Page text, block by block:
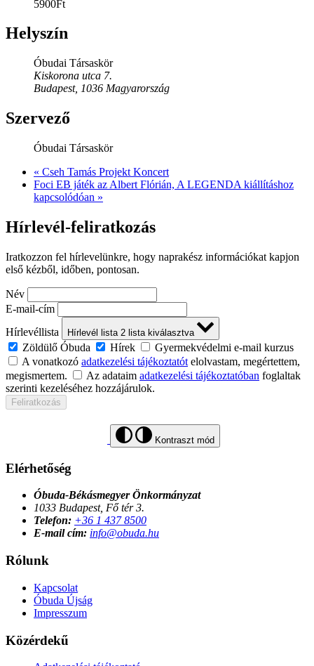
5900Ft
Helyszín
Óbudai Társaskör
Kiskorona utca 7.
Budapest, 1036 Magyarország
Szervező
Óbudai Társaskör
« Cseh Tamás Projekt Koncert
Foci EB játék az Albert Flórián, A LEGENDA kiállításhoz
kapcsolódóan »
Hírlevél-feliratkozás
Iratkozzon fel hírlevelünkre, hogy naprakész információkat kapjon
első kézből, időben, pontosan.
Név
E-mail-cím
Hírlevéllista
Hírlevél lista 2 lista kiválasztva
Zöldülő Óbuda Hírek
Gyermekvédelmi e-mail kurzus
A vonatkozó adatkezelési tájékoztatót elolvastam, megértettem,
megismertem.
Az adataim adatkezelési tájékoztatóban foglaltak
szerinti kezeléséhez hozzájárulok.
Feliratkozás
Kontraszt mód
Elérhetőség
Óbuda-Békásmegyer Önkormányzat
1033 Budapest, Fő tér 3.
Telefon: +36 1 437 8500
E-mail cím: info@obuda.hu
Rólunk
Kapcsolat
Óbuda Újság
Impresszum
Közérdekű